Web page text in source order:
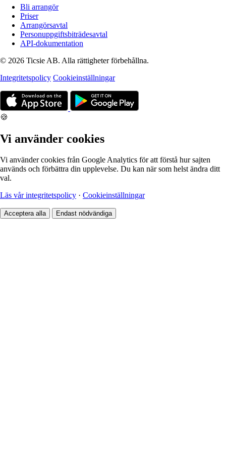
Bli arrangör
Priser
Arrangörsavtal
Personuppgiftsbiträdesavtal
API-dokumentation
© 2026 Ticsie AB. Alla rättigheter förbehållna.
Integritetspolicy Cookieinställningar
🍪
Vi använder cookies
Vi använder cookies från Google Analytics för att förstå hur sajten
används och förbättra din upplevelse. Du kan när som helst ändra ditt
val.
Läs vår integritetspolicy · Cookieinställningar
Acceptera alla Endast nödvändiga